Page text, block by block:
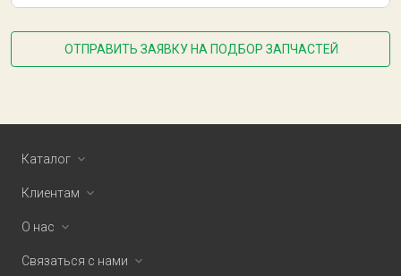
ОТПРАВИТЬ ЗАЯВКУ НА ПОДБОР ЗАПЧАСТЕЙ
Каталог
Клиентам
О нас
Связаться с нами